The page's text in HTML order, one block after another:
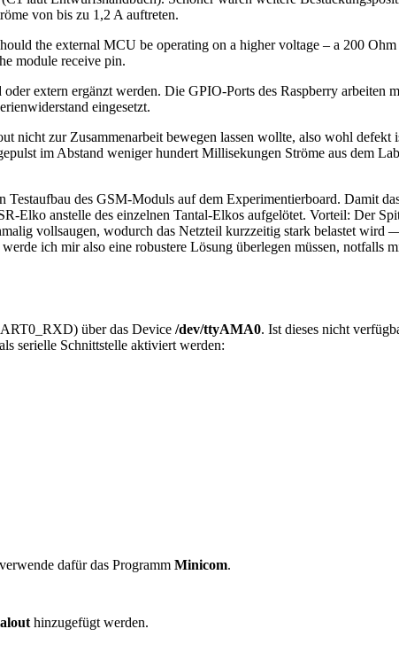
von bis zu 1,2 A auftreten.
the external MCU be operating on a higher voltage – a 200
module receive pin.
extern ergänzt werden. Die GPIO-Ports des Raspberry arbeiten
eingesetzt.
nicht zur Zusammenarbeit bewegen lassen wollte, also wohl defekt
im Abstand weniger hundert Millisekungen Ströme aus dem
des GSM-Moduls auf dem Experimentierboard. Damit
Elko anstelle des einzelnen Tantal-Elkos aufgelötet. Vorteil: Der
vollsaugen, wodurch das Netzteil kurzzeitig stark belastet wird
ich mir also eine robustere Lösung überlegen müssen, notfalls
über das Device /dev/ttyAMA0. Ist dieses nicht
serielle Schnittstelle aktiviert werden:
dafür das Programm Minicom.
hinzugefügt werden.